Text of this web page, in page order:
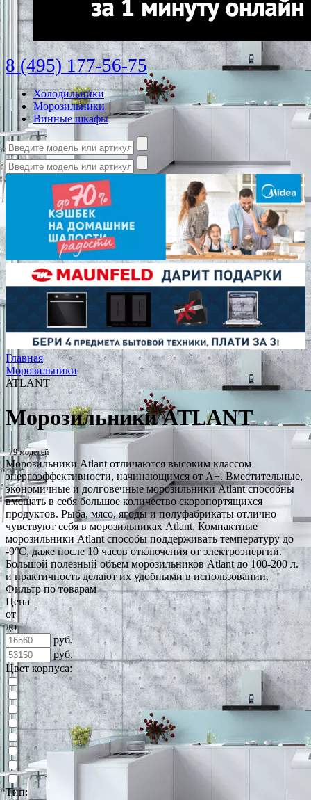
8 (495) 177-56-75
Холодильники
Морозильники
Винные шкафы
Главная
Морозильники
ATLANT
Морозильники ATLANT
79 моделей
Морозильники Atlant отличаются высоким классом
энергоэффективности, начинающимся от A+. Вместительные,
экономичные и долговечные морозильники Atlant способны
вмещать в себя большое количество скоропортящихся
продуктов. Рыба, мясо, ягоды и полуфабрикаты отлично
чувствуют себя в морозильниках Atlant. Компактные
морозильники Atlant способы поддерживать температуру до
-9°C, даже после 10 часов отключения от электроэнергии.
Большой полезный объем морозильников Atlant до 100-200 л.
и практичность делают их удобными в использовании.
Фильтр по товарам
Цена
от
до
руб.
руб.
Цвет корпуса:
Тип: